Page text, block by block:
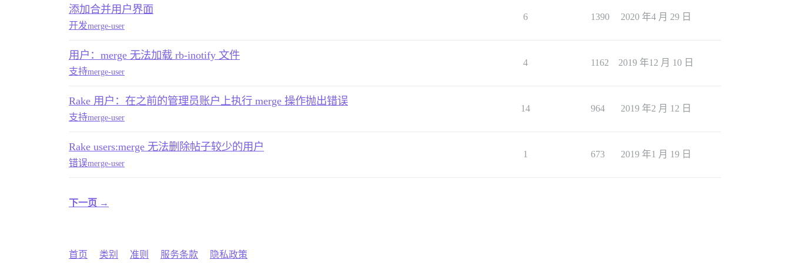
添加合并用户界面
开发merge-user
6 1390 2020 年4 月 29 日
用户：merge 无法加载 rb-inotify 文件
支持merge-user
4 1162 2019 年12 月 10 日
Rake 用户：在之前的管理员账户上执行 merge 操作抛出错误
支持merge-user
14 964 2019 年2 月 12 日
Rake users:merge 无法删除帖子较少的用户
错误merge-user
1 673 2019 年1 月 19 日
下一页 →
首页 类别 准则 服务条款 隐私政策